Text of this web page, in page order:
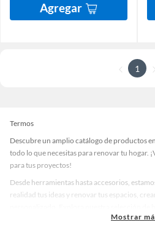
Agregar
1
Termos
Descubre un amplio catálogo de productos
todo lo que necesitas para renovar tu hogar.
para tus proyectos!
Desde herramientas hasta accesorios,
realidad tus ideas y renovar tus espacios,
accesorios de calidad que te ayudarán a crear
Mostrar